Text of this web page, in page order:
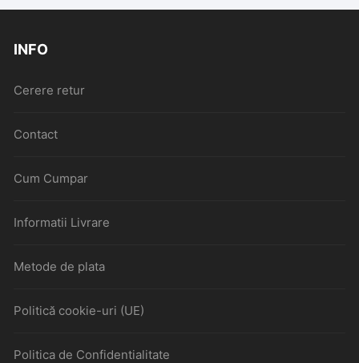
INFO
Cerere retur
Contact
Cum Cumpar
Informatii Livrare
Metode de plata
Politică cookie-uri (UE)
Politica de Confidentialitate